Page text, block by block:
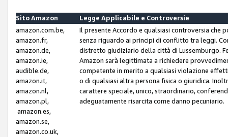
Sito Amazon
Legge Applicabile e Controversie
amazon.com.be,
amazon.fr,
amazon.de,
amazon.ie,
audible.de,
amazon.it,
amazon.nl,
amazon.pl,
amazon.es,
amazon.se,
amazon.co.uk,
Il presente Accordo e qualsiasi controversia che
senza riguardo ai principi di conflitto tra leggi.
distretto giudiziario della città di Lussemburgo.
Amazon sarà legittimata a richiedere
competente in merito a qualsiasi violazione
o di qualsiasi altra persona fisica o giuridica.
carattere speciale, unico, straordinario,
adeguatamente risarcita come danno pecuniario.